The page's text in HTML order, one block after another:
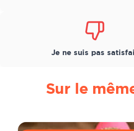
Je ne suis pas
Sur le